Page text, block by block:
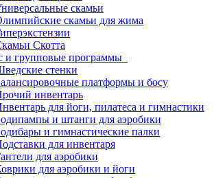
скамьи
скамьи для жима
Скотта
и групповые программы
стенки
платформы и босу
инвентарь
для йоги, пилатеса и гимнастики
и штанги для аэробики
и гимнастические палки
для инвентаря
для аэробики
для аэробики и йоги